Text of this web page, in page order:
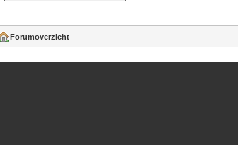
Forumoverzicht